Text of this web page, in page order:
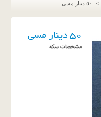
> ٥٠ دينار مسى
٥٠ دينار مسى
مشخصات سکه